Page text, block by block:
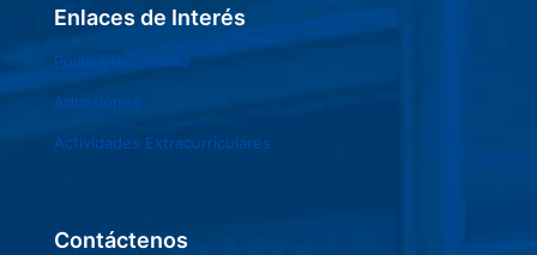
Enlaces de Interés
Política de Calidad
Admisiones
Actividades Extracurriculares
Contáctenos